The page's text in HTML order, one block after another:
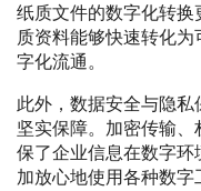
纸质文件的数字化转
质资料能够快速转化
字化流通。
此外，数据安全与隐
坚实保障。加密传输
保了企业信息在数字
加放心地使用各种数